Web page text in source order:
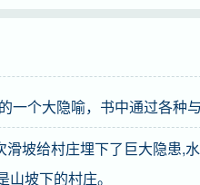
一个大隐喻，书中通过各种
滑坡给村庄埋下了巨大隐患,
坡下的村庄。